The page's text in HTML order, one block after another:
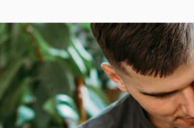
Produits